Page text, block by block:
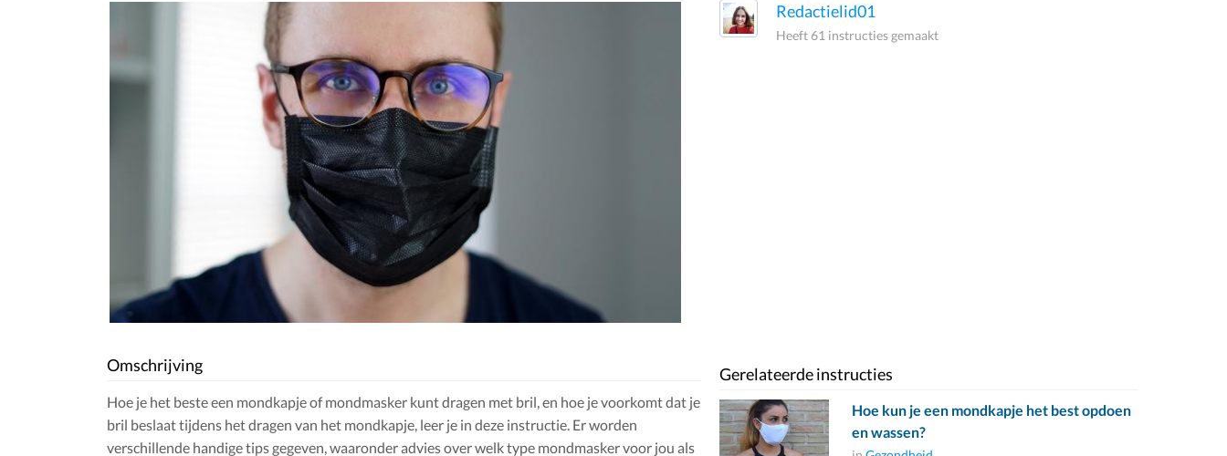
Omschrijving
Hoe je het beste een mondkapje of mondmasker kunt dragen met bril, en hoe je voorkomt dat je
bril beslaat tijdens het dragen van het mondkapje, leer je in deze instructie. Er worden
verschillende handige tips gegeven, waaronder advies over welk type mondmasker voor jou als
Redactielid01
Heeft 61 instructies gemaakt
Gerelateerde instructies
Hoe kun je een mondkapje het best opdoen
en wassen?